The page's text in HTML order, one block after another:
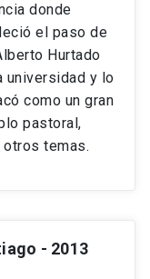
donde
el paso de
Hurtado
universidad y lo
como un gran
pastoral,
otros temas.
- 2013